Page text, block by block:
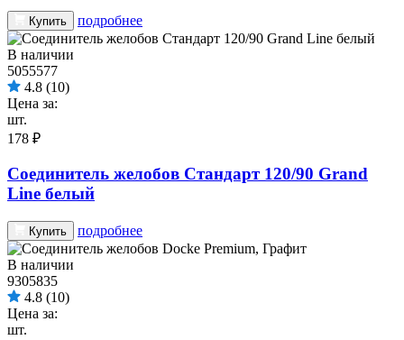
Купить подробнее
В наличии
5055577
4.8 (10)
Цена за:
шт.
178 ₽
Соединитель желобов Стандарт 120/90 Grand
Line белый
Купить подробнее
В наличии
9305835
4.8 (10)
Цена за:
шт.